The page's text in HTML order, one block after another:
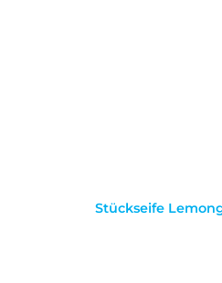
Stückseife